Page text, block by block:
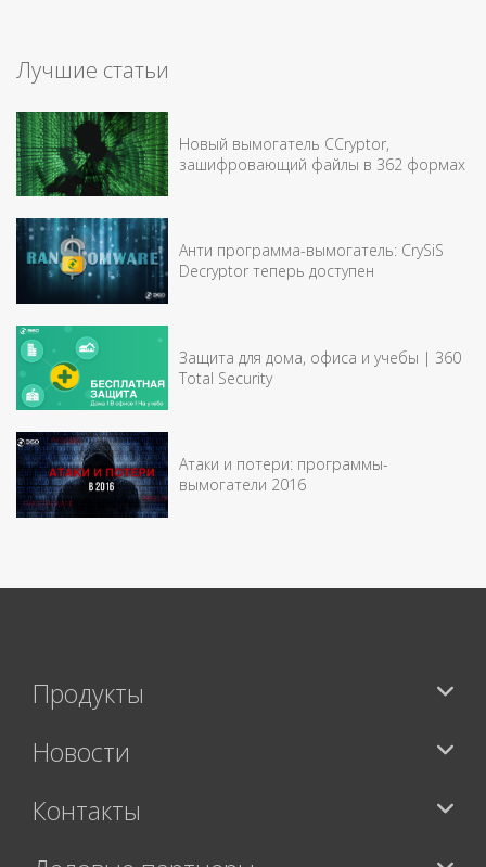
Лучшие статьи
Новый вымогатель CCryptor,
зашифровающий файлы в 362 формах
Анти программа-вымогатель: CrySiS
Decryptor теперь доступен
Защита для дома, офиса и учебы | 360
Total Security
Атаки и потери: программы-
вымогатели 2016
Продукты
Новости
Контакты